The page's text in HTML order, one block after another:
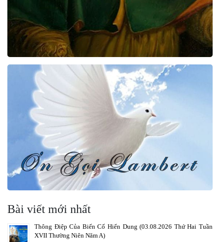
Bài viết mới nhất
Thông Điệp Của Biến Cố Hiển Dung (03.08.2026 Thứ Hai Tuần
XVII Thường Niên Năm A)